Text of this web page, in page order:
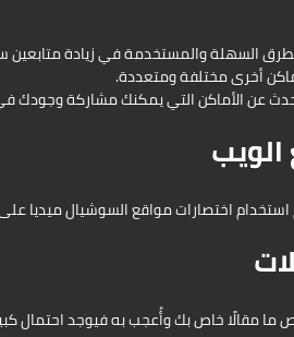
السهلة والمستخدمة في زيادة
أخرى مختلفة ومتعددة.
عن الأماكن التي يمكنك مشاركة
استخدام اختصارات مواقع السوشيال ميديا
ما مقالًا خاص بك وأُعجب به فيوجد احتمال